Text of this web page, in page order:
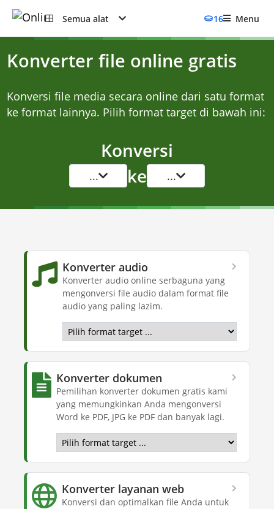
Semua alat 16 Menu
Konverter file online gratis
Konversi file media secara online dari satu format
ke format lainnya. Pilih format target di bawah ini:
Konversi
... ke ...
Konverter audio
Konverter audio online serbaguna yang
mengonversi file audio dalam format file
audio yang paling lazim.
Konverter dokumen
Pemilihan konverter dokumen gratis kami
yang memungkinkan Anda mengonversi
Word ke PDF, JPG ke PDF dan banyak lagi.
Konverter layanan web
Konversi dan optimalkan file Anda untuk